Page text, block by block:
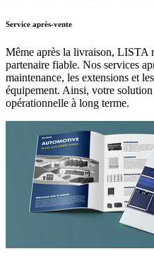
Service après-vente
Même après la livraison, LISTA
partenaire fiable. Nos services
maintenance, les extensions et
équipement. Ainsi, votre
opérationnelle à long terme.